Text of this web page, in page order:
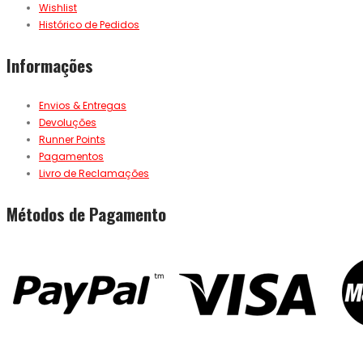
Wishlist
Histórico de Pedidos
Informações
Envios & Entregas
Devoluções
Runner Points
Pagamentos
Livro de Reclamações
Métodos de Pagamento